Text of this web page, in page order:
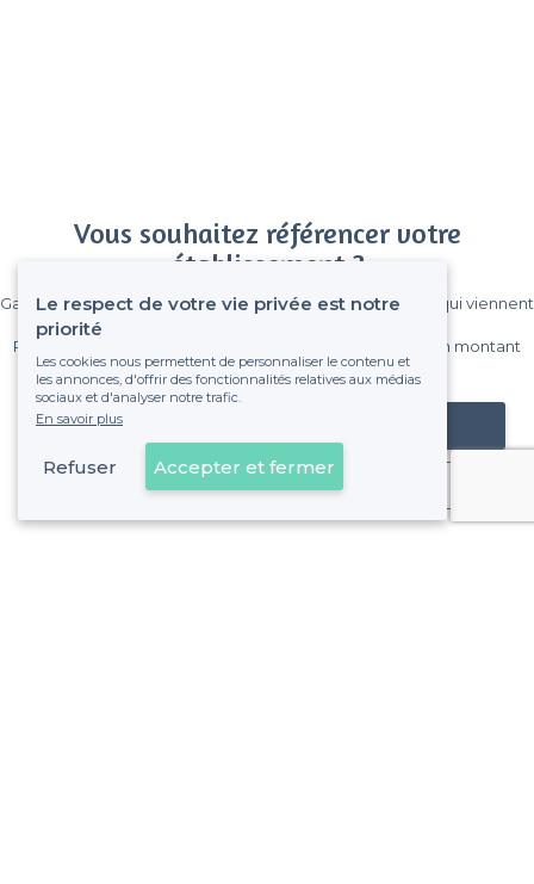
Vous souhaitez référencer votre
établissement ?
Gagnez de nombreux clients parmi le million de visiteurs qui viennent
Pas de commissions et sans engagement, vous payez un montant
fixe sans risque de voir déraper la facture.
Référencer mon établissement
Déjà client
Le respect de votre vie privée est notre
priorité
Les cookies nous permettent de personnaliser le contenu et
les annonces, d'offrir des fonctionnalités relatives aux médias
sociaux et d'analyser notre trafic.
En savoir plus
Refuser Accepter et fermer